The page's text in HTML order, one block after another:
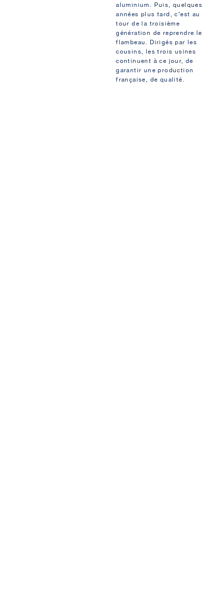
aluminium. Puis, quelques
années plus tard, c’est au
tour de la troisième
génération de reprendre le
flambeau. Dirigés par les
cousins, les trois usines
continuent à ce jour, de
garantir une production
française, de qualité.